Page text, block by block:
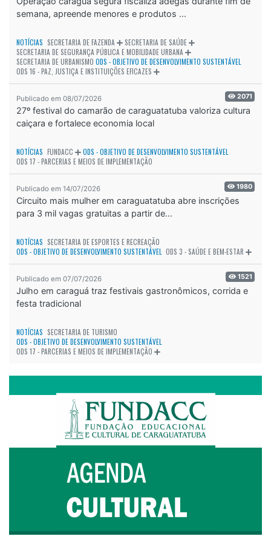
semana, apreende menores e produtos ...
NOTÍCIAS SECRETARIA DE FAZENDA
SECRETARIA DE SAÚDE
SECRETARIA DE SEGURANÇA PÚBLICA E MOBILIDADE URBANA
SECRETARIA DE URBANISMO ODS - OBJETIVO DE DESENVOLVIMENTO SUSTENTÁVEL
ODS 16 - PAZ, JUSTIÇA E INSTITUIÇÕES EFICAZES
Publicado em 08/07/2026 2071
27º festival do camarão de caraguatatuba valoriza cultura
caiçara e fortalece economia local
NOTÍCIAS FUNDACC
ODS - OBJETIVO DE DESENVOLVIMENTO SUSTENTÁVEL
ODS 17 - PARCERIAS E MEIOS DE IMPLEMENTAÇÃO
Publicado em 14/07/2026 1980
Circuito mais mulher em caraguatatuba abre inscrições
para 3 mil vagas gratuitas a partir de...
NOTÍCIAS SECRETARIA DE ESPORTES E RECREAÇÃO
ODS - OBJETIVO DE DESENVOLVIMENTO SUSTENTÁVEL ODS 3 - SAÚDE E BEM-ESTAR
Publicado em 07/07/2026 1521
Julho em caraguá traz festivais gastronômicos, corrida e
festa tradicional
NOTÍCIAS SECRETARIA DE TURISMO
ODS - OBJETIVO DE DESENVOLVIMENTO SUSTENTÁVEL
ODS 17 - PARCERIAS E MEIOS DE IMPLEMENTAÇÃO